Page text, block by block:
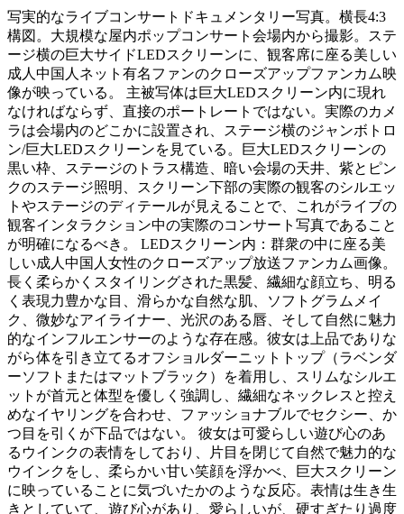
写実的なライブコンサートドキュメンタリー写真。横長4:3
構図。大規模な屋内ポップコンサート会場内から撮影。ステ
ージ横の巨大サイドLEDスクリーンに、観客席に座る美しい
成人中国人ネット有名ファンのクローズアップファンカム映
像が映っている。 主被写体は巨大LEDスクリーン内に現れ
なければならず、直接のポートレートではない。実際のカメ
ラは会場内のどこかに設置され、ステージ横のジャンボトロ
ン/巨大LEDスクリーンを見ている。巨大LEDスクリーンの
黒い枠、ステージのトラス構造、暗い会場の天井、紫とピン
クのステージ照明、スクリーン下部の実際の観客のシルエッ
トやステージのディテールが見えることで、これがライブの
観客インタラクション中の実際のコンサート写真であること
が明確になるべき。 LEDスクリーン内：群衆の中に座る美
しい成人中国人女性のクローズアップ放送ファンカム画像。
長く柔らかくスタイリングされた黒髪、繊細な顔立ち、明る
く表現力豊かな目、滑らかな自然な肌、ソフトグラムメイ
ク、微妙なアイライナー、光沢のある唇、そして自然に魅力
的なインフルエンサーのような存在感。彼女は上品でありな
がら体を引き立てるオフショルダーニットトップ（ラベンダ
ーソフトまたはマットブラック）を着用し、スリムなシルエ
ットが首元と体型を優しく強調し、繊細なネックレスと控え
めなイヤリングを合わせ、ファッショナブルでセクシー、か
つ目を引くが下品ではない。 彼女は可愛らしい遊び心のあ
るウインクの表情をしており、片目を閉じて自然で魅力的な
ウインクをし、柔らかい甘い笑顔を浮かべ、巨大スクリーン
に映っていることに気づいたかのような反応。表情は生き生
きとしていて、遊び心があり、愛らしいが、硬すぎたり過度